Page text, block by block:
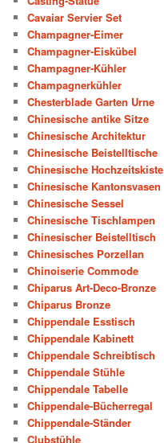
Cavaiar Servier Set
Champagner-Eimer
Champagner-Eiskübel
Champagner-Kühler
Champagnerkühler
Chesterblade Garten Urne
Chinesische antike Sitze
Chinesische Architektur
Chinesische Beistelltische
Chinesische Hochzeitskiste
Chinesische Kantonsvasen
Chinesische Sessel
Chinesische Tischlampen
Chinesischer Beistelltisch
Chinesisches Porzellan
Chinoiserie Commode
Chiparus Art-Deco-Bronze
Chiparus Bronze
Chippendale Esstisch
Chippendale Kabinett
Chippendale Schreibtisch
Chippendale Stühle
Chippendale Tabelle
Chippendale-Bücherregal
Chippendale-Ständer
Clubstühle